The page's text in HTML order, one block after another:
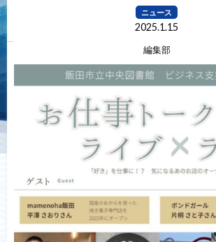
ニュース
2025.1.15
編集部